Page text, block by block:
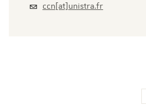
ccn[at]unistra.fr